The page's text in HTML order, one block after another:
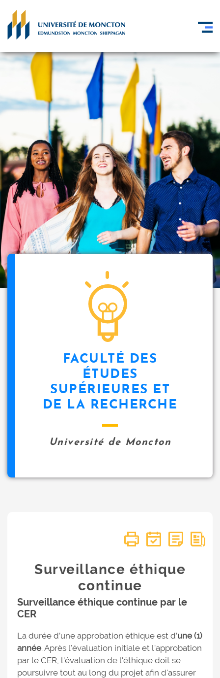
FACULTÉ DES
ÉTUDES
SUPÉRIEURES ET
DE LA RECHERCHE
Université de Moncton
Surveillance éthique
continue
Surveillance éthique continue par le
CER
La durée d’une approbation éthique est d’une (1)
année. Après l'évaluation initiale et l'approbation
par le CER, l'évaluation de l'éthique doit se
poursuivre tout au long du projet afin d'assurer